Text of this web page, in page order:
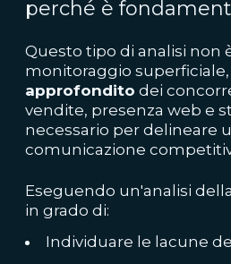
perché è
Questo tipo di analisi non
monitoraggio
approfondito dei
vendite, presenza web e
necessario per delineare
comunicazione
Eseguendo un'analisi
in grado di:
Individuare le lacune